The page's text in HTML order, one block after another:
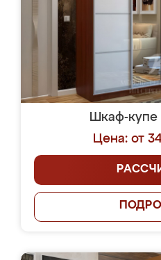
Шкаф-купе
Цена: от